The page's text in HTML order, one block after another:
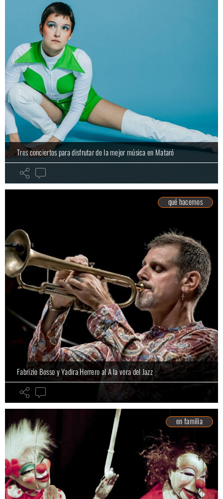
Tres conciertos para disfrutar de la mejor música en Mataró
qué hacemos
Fabrizio Bosso y Yadira Herrero al A la vora del Jazz
en familia